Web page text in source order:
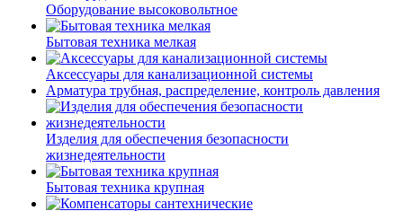
Оборудование высоковольтное
Бытовая техника мелкая
Аксессуары для канализационной системы
Арматура трубная, распределение, контроль давления
Изделия для обеспечения безопасности
жизнедеятельности
Бытовая техника крупная